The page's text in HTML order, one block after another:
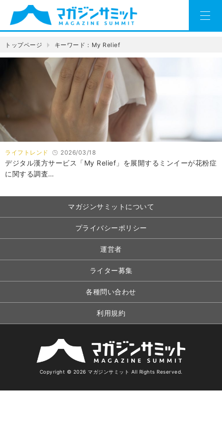
トップページ キーワード：My Relief
ライフトレンド 2026/03/18
デジタル漢方サービス「My Relief」を展開するミンイーが花粉症
に関する調査…
マガジンサミットについて
プライバシーポリシー
運営者
ライター募集
各種問い合わせ
利用規約
Copyright © 2026 マガジンサミット All Rights Reserved.